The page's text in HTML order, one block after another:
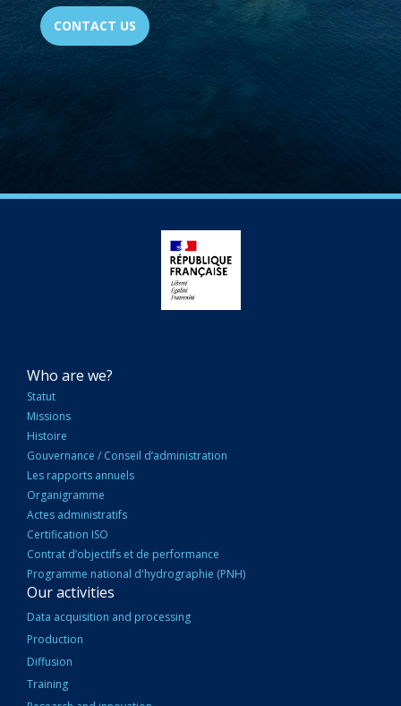
CONTACT US
NAVIGATION
PRINCIPALE
Who are we?
Statut
Missions
Histoire
Gouvernance / Conseil d’administration
Les rapports annuels
Organigramme
Actes administratifs
Certification ISO
Contrat d’objectifs et de performance
Programme national d'hydrographie (PNH)
Our activities
Data acquisition and processing
Production
Diffusion
Training